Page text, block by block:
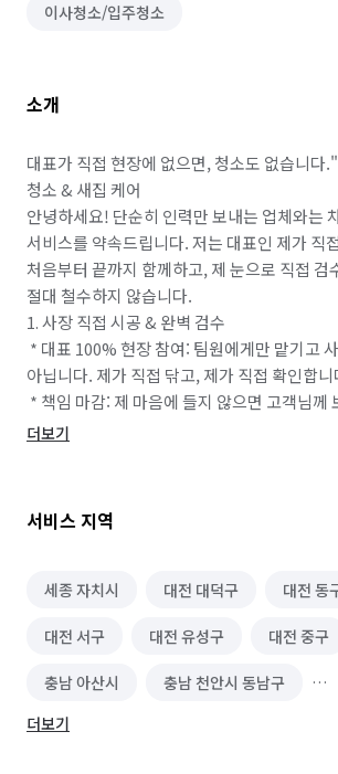
이사청소/입주청소
소개
대표가 직접 현장에 없으면, 청소도 없습니다
청소 & 새집 케어
안녕하세요! 단순히 인력만 보내는 업체와는
서비스를 약속드립니다. 저는 대표인 제가 직
처음부터 끝까지 함께하고, 제 눈으로 직접 검
절대 철수하지 않습니다.
1. 사장 직접 시공 & 완벽 검수
* 대표 100% 현장 참여: 팀원에게만 맡기고
아닙니다. 제가 직접 닦고, 제가 직접 확인합니
* 책임 마감: 제 마음에 들지 않으면 고객님께
않습니다. 완벽하게 마무리될 때까지 끝까지 책
2. 맞춤형 새집증후군 케어 (옵션)
입주 청소 후 가족의 건강을 위해 꼭 필요한 새
* [기본형] 약식 케어: 오존 살균을 통한 유해물
* [프리미엄] 1박 2일 풀코스: 가장 확실한 제거
포함된 고품격 케어입니다.
"누구보다 깨끗하게, 가장 기분 좋은 입주를 약
더보기
서비스 지역
세종 자치시 대전 대덕구 대전 동
대전 서구 대전 유성구 대전 중구
충남 아산시 충남 천안시 동남구
충남 천안시 서북구
더보기